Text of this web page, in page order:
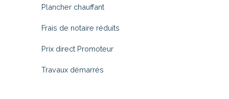
Plancher chauffant
Frais de notaire réduits
Prix direct Promoteur
Travaux démarrés